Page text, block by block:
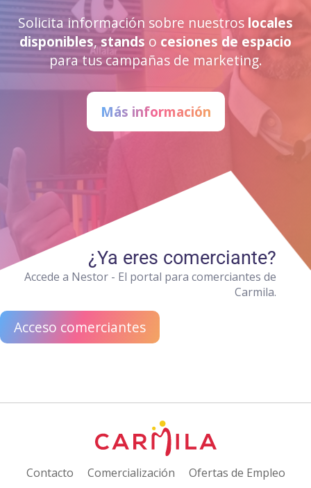
Solicita información sobre nuestros locales
disponibles, stands o cesiones de espacio
para tus campañas de marketing.
Más información
¿Ya eres comerciante?
Accede a Nestor - El portal para comerciantes de
Carmila.
Acceso comerciantes
Contacto Comercialización Ofertas de Empleo